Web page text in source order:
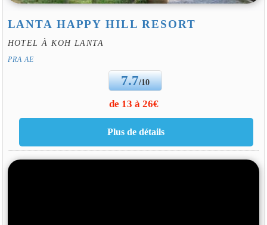
LANTA HAPPY HILL RESORT
HOTEL À KOH LANTA
PRA AE
7.7/10
de 13 à 26€